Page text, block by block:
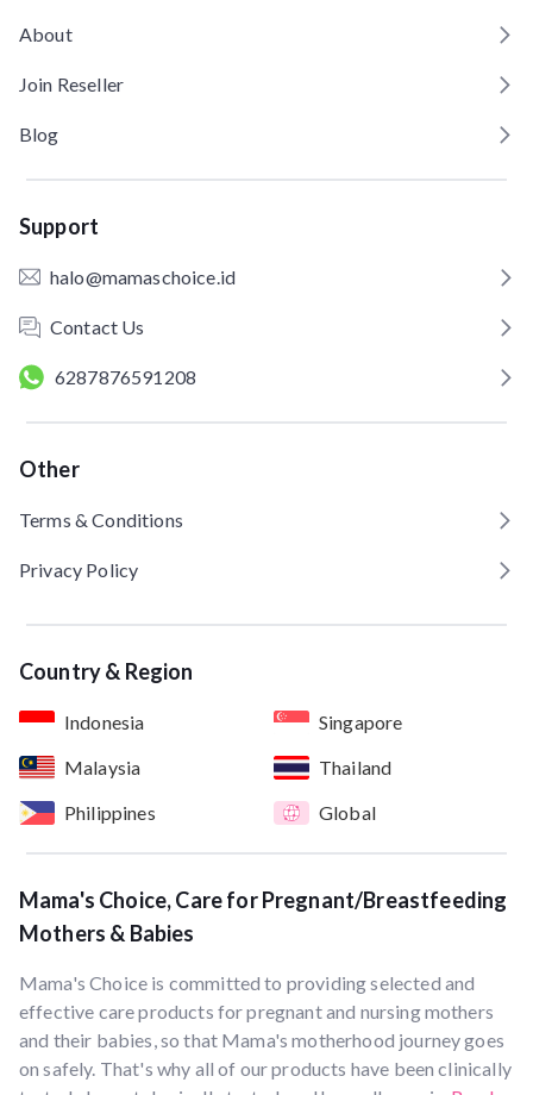
About
Join Reseller
Blog
Support
halo@mamaschoice.id
Contact Us
6287876591208
Other
Terms & Conditions
Privacy Policy
Country & Region
Indonesia
Singapore
Malaysia
Thailand
Philippines
Global
Mama's Choice, Care for Pregnant/Breastfeeding
Mothers & Babies
Mama's Choice is committed to providing selected and
effective care products for pregnant and nursing mothers
and their babies, so that Mama's motherhood journey goes
on safely. That's why all of our products have been clinically